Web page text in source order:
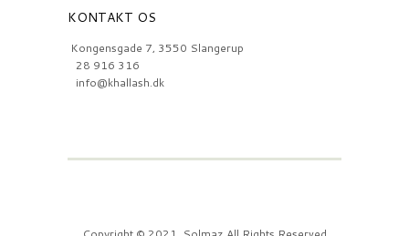
KONTAKT OS
Kongensgade 7, 3550 Slangerup
28 916 316
info@khallash.dk